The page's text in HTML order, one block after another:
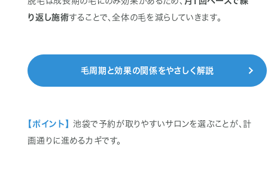
り返し施術することで、全体の毛を減らしていきます。
毛周期と効果の関係をやさしく解説
【ポイント】
池袋で予約が取りやすいサロンを選ぶことが、計
画通りに進めるカギです。